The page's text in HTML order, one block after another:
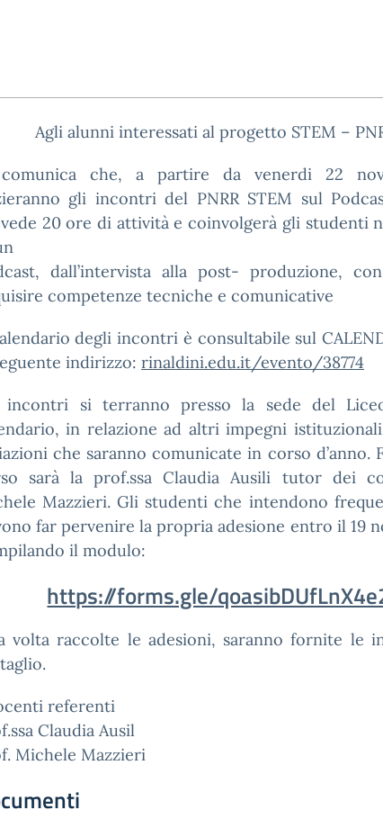
Agli alunni interessati al progetto STEM –
che, a partire da venerdi 22
gli incontri del PNRR STEM sul
20 ore di attività e coinvolgerà gli studenti
dall’intervista alla post- produzione,
competenze tecniche e comunicative
degli incontri è consultabile sul
indirizzo: rinaldini.edu.it/evento/38774
incontri si terranno presso la sede del
in relazione ad altri impegni
che saranno comunicate in corso d’anno.
sarà la prof.ssa Claudia Ausili tutor dei
Mazzieri. Gli studenti che intendono
far pervenire la propria adesione entro il 19
il modulo:
https://forms.gle/
volta raccolte le adesioni, saranno fornite le
referenti
Claudia Ausil
Michele Mazzieri